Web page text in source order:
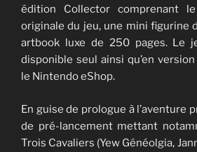
édition Collector comprenant
originale du jeu, une mini figurine
artbook luxe de 250 pages. Le
disponible seul ainsi qu’en
le Nintendo eShop.
En guise de prologue à l’aventure
de pré-lancement mettant
Trois Cavaliers (Yew Généolgia,